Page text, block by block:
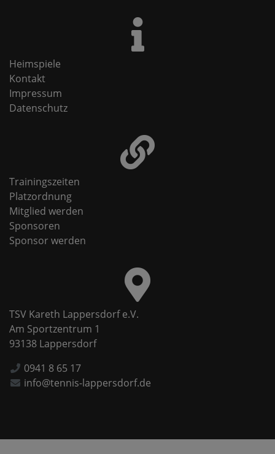
Heimspiele
Kontakt
Impressum
Datenschutz
Trainingszeiten
Platzordnung
Mitglied werden
Sponsoren
Sponsor werden
TSV Kareth Lappersdorf e.V.
Am Sportzentrum 1
93138 Lappersdorf
0941 8 65 17
info@tennis-lappersdorf.de